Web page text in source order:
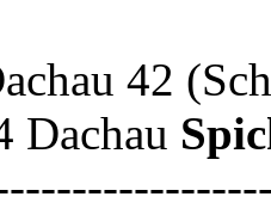
42
Dachau